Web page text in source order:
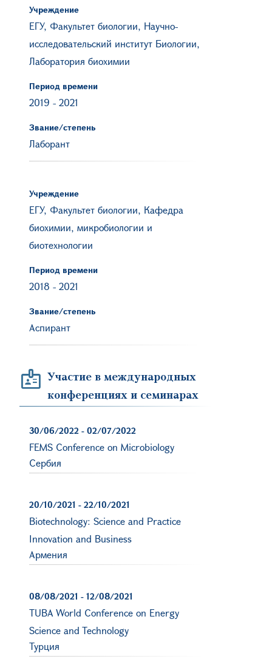
Учреждение
ЕГУ, Факультет биологии, Научно-
исследовательский институт Биологии,
Лаборатория биохимии
Период времени
2019 - 2021
Звание/степень
Лаборант
Учреждение
ЕГУ, Факультет биологии, Кафедра
биохимии, микробиологии и
биотехнологии
Период времени
2018 - 2021
Звание/степень
Аспирант
Участие в международных
конференциях и семинарах
30/06/2022 - 02/07/2022
FEMS Conference on Microbiology
Сербия
20/10/2021 - 22/10/2021
Biotechnology: Science and Practice
Innovation and Business
Армения
08/08/2021 - 12/08/2021
TUBA World Conference on Energy
Science and Technology
Турция